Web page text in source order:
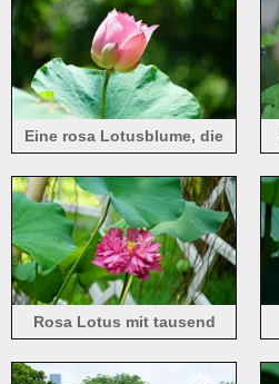
Eine rosa Lotusblume, die
ist
Rosa Lotus mit tausend